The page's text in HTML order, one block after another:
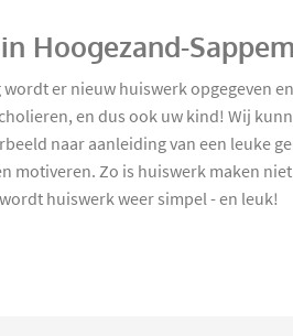
Hoogezand-
er nieuw huiswerk opgegeven
en dus ook uw kind! Wij
naar aanleiding van een leuke
Zo is huiswerk maken
huiswerk weer simpel - en leuk!